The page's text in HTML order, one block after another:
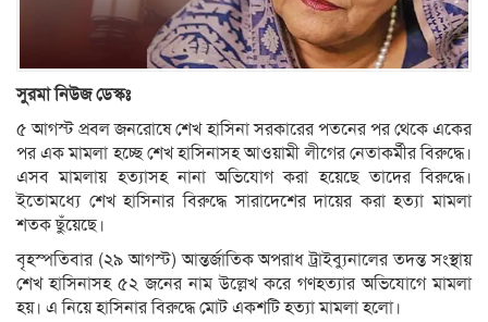
সুরমা নিউজ ডেস্কঃ
৫ আগস্ট প্রবল জনরোষে শেখ হাসিনা সরকারের পতনের পর থেকে একের
পর এক মামলা হচ্ছে শেখ হাসিনাসহ আওয়ামী লীগের নেতাকর্মীর বিরুদ্ধে।
এসব মামলায় হত্যাসহ নানা অভিযোগ করা হয়েছে তাদের বিরুদ্ধে।
ইতোমধ্যে শেখ হাসিনার বিরুদ্ধে সারাদেশের দায়ের করা হত্যা মামলা
শতক ছুঁয়েছে।
বৃহস্পতিবার (২৯ আগস্ট) আন্তর্জাতিক অপরাধ ট্রাইব্যুনালের তদন্ত সংস্থায়
শেখ হাসিনাসহ ৫২ জনের নাম উল্লেখ করে গণহত্যার অভিযোগে মামলা
হয়। এ নিয়ে হাসিনার বিরুদ্ধে মোট একশটি হত্যা মামলা হলো।